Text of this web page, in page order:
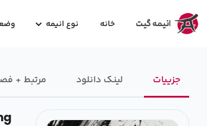
خانه نوع انیمه
جزییات لینک دانلود مرتبط +